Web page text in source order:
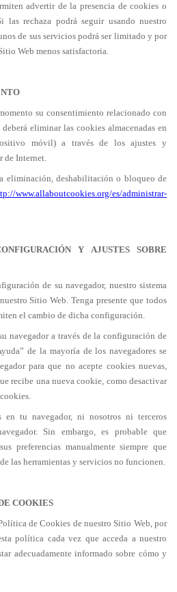
advertir de la presencia de cookies o
las rechaza podrá seguir usando nuestro
de sus servicios podrá ser limitado y por
Web menos satisfactoria.
su consentimiento relacionado con
eliminar las cookies almacenadas en
móvil) a través de los ajustes y
de Internet.
eliminación, deshabilitación o bloqueo de
www.allaboutcookies.org/es/administrar-
Y AJUSTES SOBRE
de su navegador, nuestro sistema
Sitio Web. Tenga presente que todos
el cambio de dicha configuración.
navegador a través de la configuración de
de la mayoría de los navegadores se
para que no acepte cookies nuevas,
recibe una nueva cookie, como desactivar
en tu navegador, ni nosotros ni terceros
Sin embargo, es probable que
preferencias manualmente siempre que
las herramientas y servicios no funcionen.
COOKIES
de Cookies de nuestro Sitio Web, por
política cada vez que acceda a nuestro
adecuadamente informado sobre cómo y